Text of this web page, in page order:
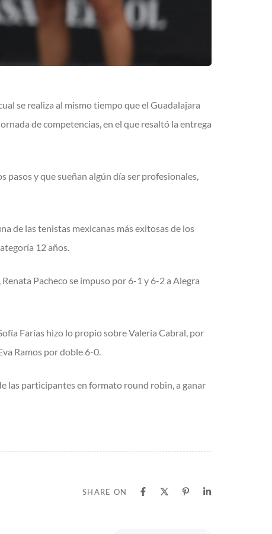
se realiza al mismo tiempo que el Guadalajara
de competencias, en el que resaltó la entrega
pasos y que sueñan algún día ser profesionales,
de las tenistas mexicanas más exitosas de los
12 años.
Pacheco se impuso por 6-1 y 6-2 a Alegra
Farías hizo lo propio sobre Valeria Cabral, por
Ramos por doble 6-0.
las participantes en formato round robin, a ganar
SHARE ON